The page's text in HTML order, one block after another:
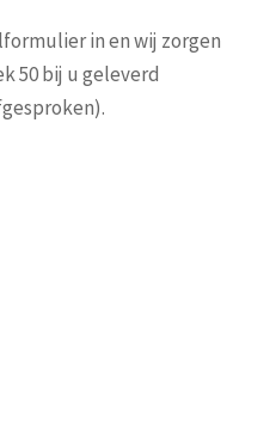
in en wij zorgen
50 bij u geleverd